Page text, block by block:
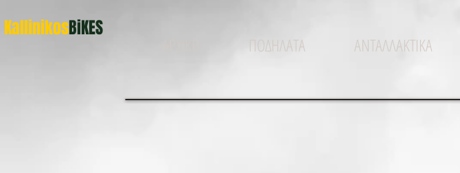
KallinikosBiKES
ΠΟΔΗΛΑΤΑ ΑΝΤΑΛΛΑΚΤΙΚΑ